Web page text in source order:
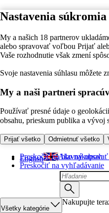
Nastavenia súkromia
My a našich 18 partnerov
alebo spravovať voľbou Prijať
Vaše rozhodnutie však zmení
Svoje nastavenia súhlasu môžete
My a naši partneri
Používať presné údaje o
obsahu, prieskum publika a vývoj
Prijať všetko Odmietnuť všetko
Preskočiť na hlavný obsah
Preskočiť na vyhľadávanie
English Ako
Všetky kategórie
Nakupujte